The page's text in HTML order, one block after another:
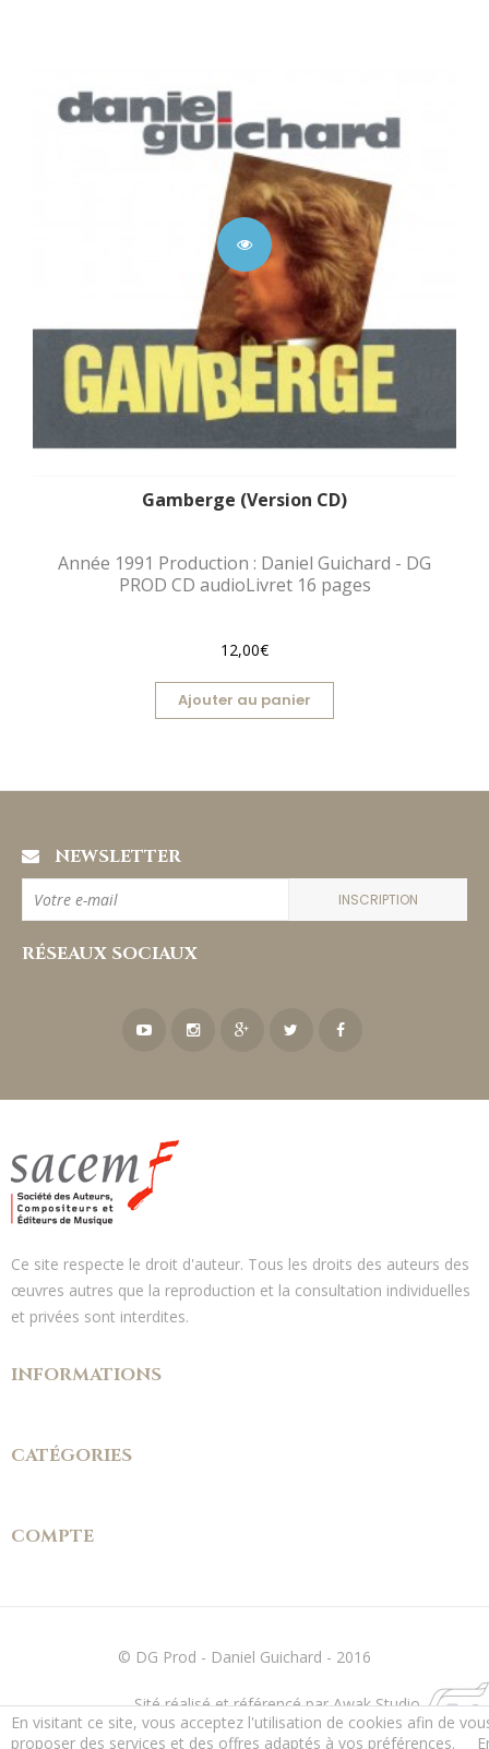
Gamberge (Version CD)
Année 1991 Production : Daniel Guichard - DG
PROD CD audioLivret 16 pages
12,00€
Ajouter au panier
NEWSLETTER
INSCRIPTION
RÉSEAUX SOCIAUX
Ce site respecte le droit d'auteur. Tous les droits des auteurs des
œuvres autres que la reproduction et la consultation individuelles
et privées sont interdites.
INFORMATIONS
CATÉGORIES
COMPTE
© DG Prod - Daniel Guichard - 2016
Sité réalisé et référencé par Awak Studio
En visitant ce site, vous acceptez l'utilisation de cookies afin de
proposer des services et des offres adaptés à vos préférences.